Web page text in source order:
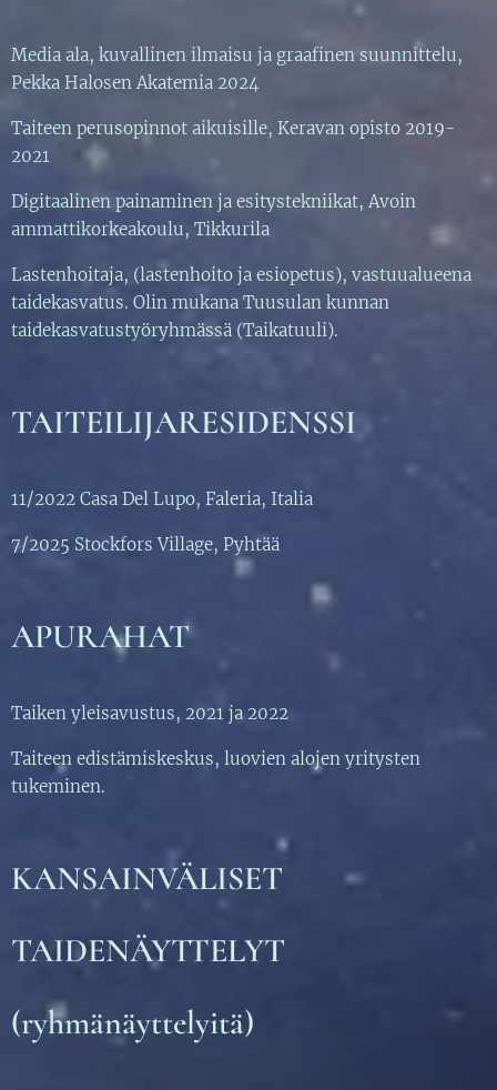
Media ala, kuvallinen ilmaisu ja graafinen suunnittelu,
Pekka Halosen Akatemia 2024
Taiteen perusopinnot aikuisille, Keravan opisto 2019-
2021
Digitaalinen painaminen ja esitystekniikat, Avoin
ammattikorkeakoulu, Tikkurila
Lastenhoitaja, (lastenhoito ja esiopetus), vastuualueena
taidekasvatus. Olin mukana Tuusulan kunnan
taidekasvatustyöryhmässä (Taikatuuli).
TAITEILIJARESIDENSSI
11/2022 Casa Del Lupo, Faleria, Italia
7/2025 Stockfors Village, Pyhtää
APURAHAT
Taiken yleisavustus, 2021 ja 2022
Taiteen edistämiskeskus, luovien alojen yritysten
tukeminen.
KANSAINVÄLISET
TAIDENÄYTTELYT
(ryhmänäyttelyitä)